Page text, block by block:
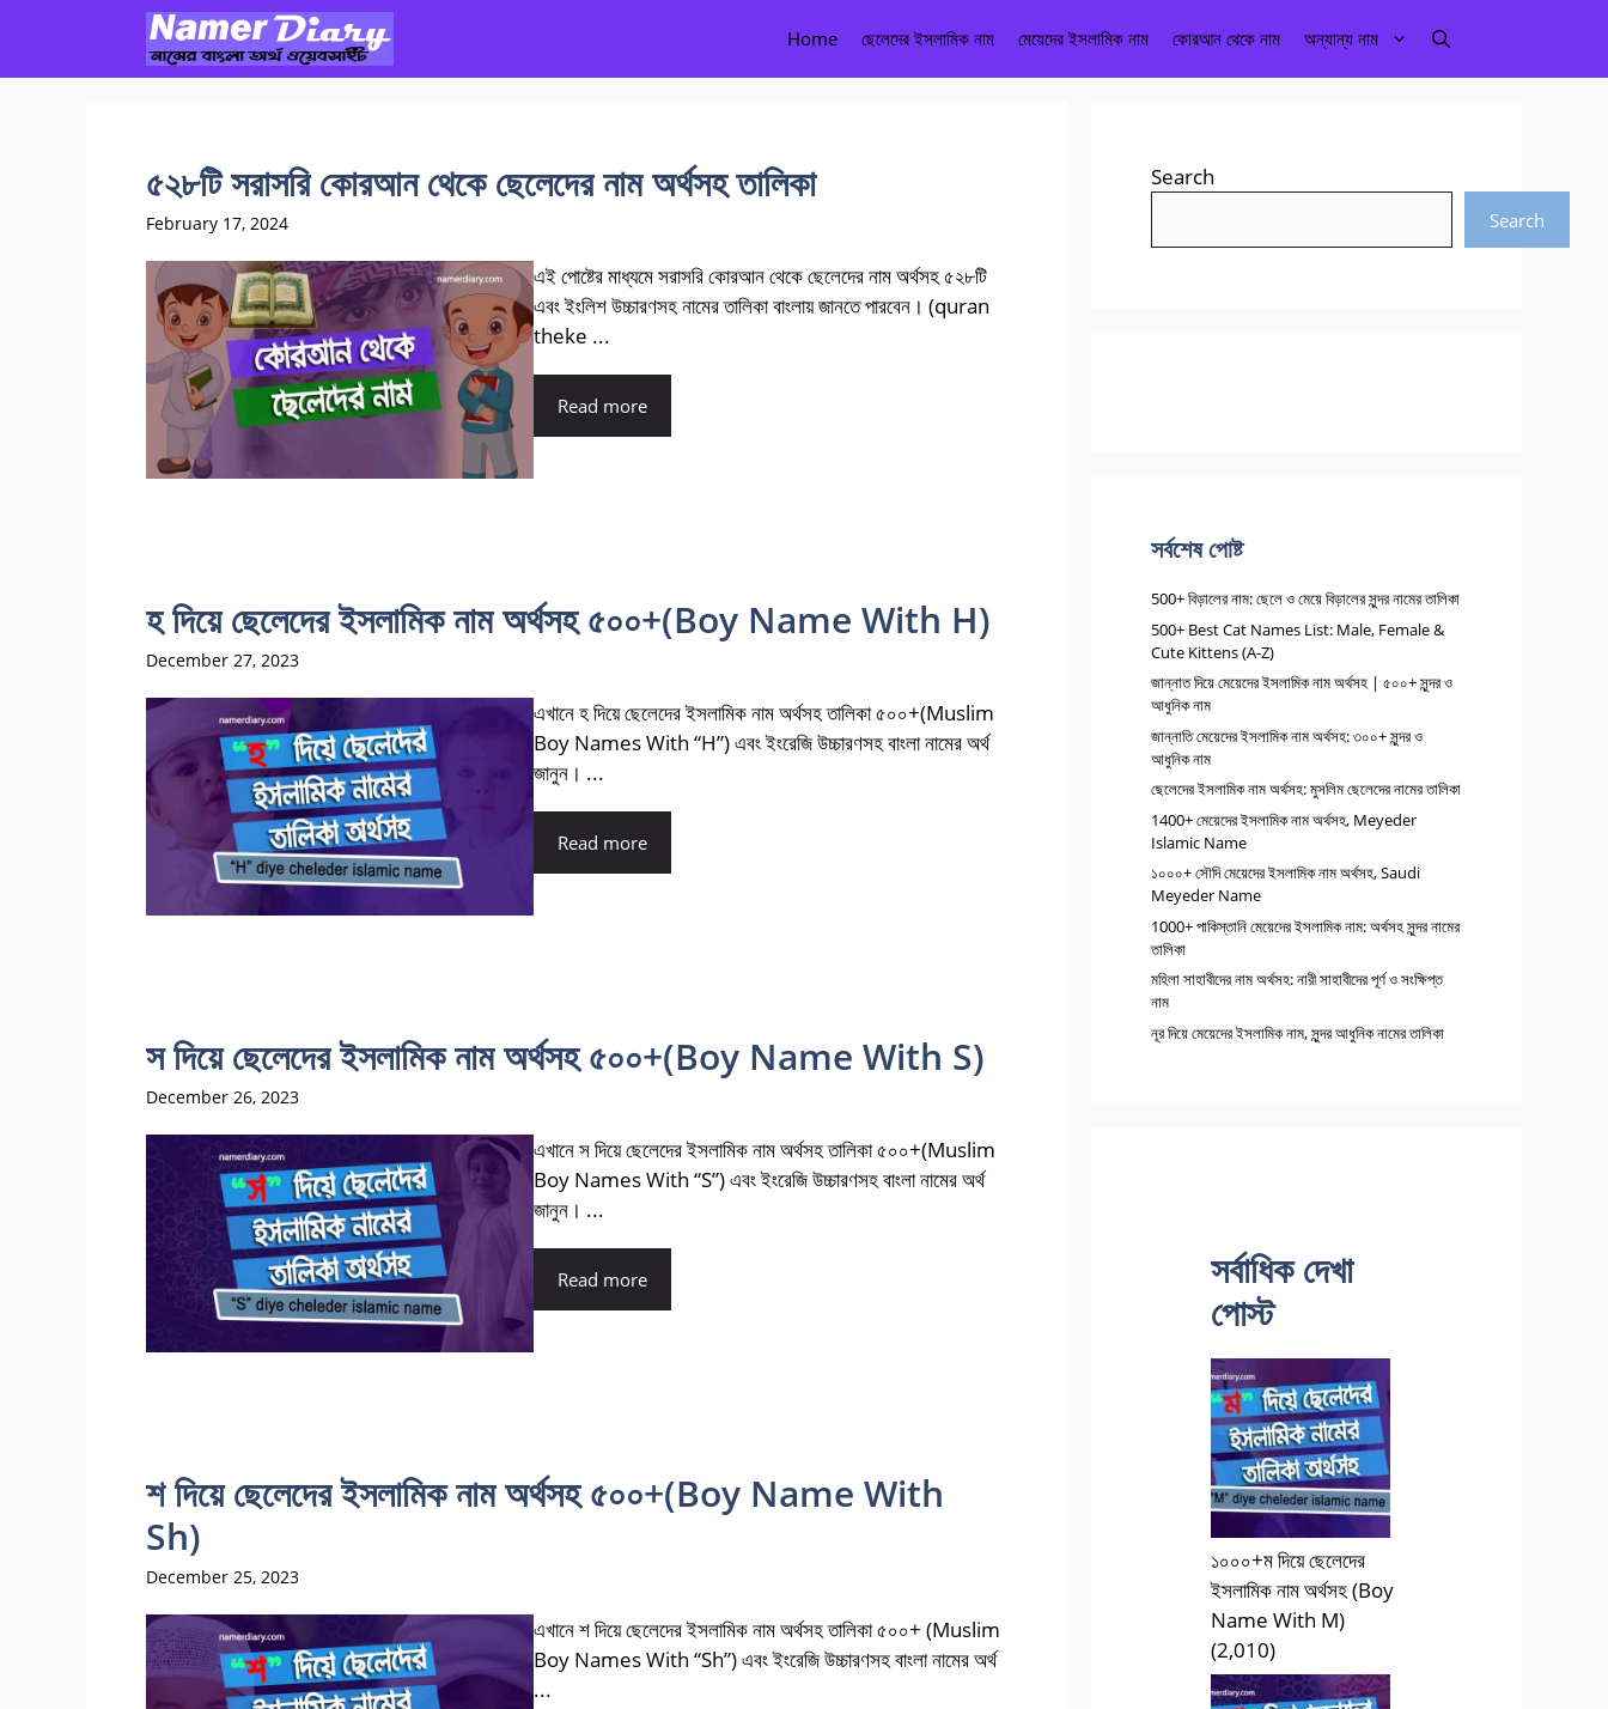
content
Home ছেলেদের ইসলামিক নাম মেয়েদের ইসলামিক নাম কোরআন থেকে নাম অন্যান্য নাম
৫২৮টি সরাসরি কোরআন থেকে ছেলেদের নাম অর্থসহ তালিকা
February 17, 2024
এই পোষ্টের মাধ্যমে সরাসরি কোরআন থেকে ছেলেদের নাম অর্থসহ ৫২৮টি
এবং ইংলিশ উচ্চারণসহ নামের তালিকা বাংলায় জানতে পারবেন। (quran
theke ...
Read more
হ দিয়ে ছেলেদের ইসলামিক নাম অর্থসহ ৫০০+(Boy Name With H)
December 27, 2023
এখানে হ দিয়ে ছেলেদের ইসলামিক নাম অর্থসহ তালিকা ৫০০+(Muslim
Boy Names With “H”) এবং ইংরেজি উচ্চারণসহ বাংলা নামের অর্থ
জানুন। ...
Read more
স দিয়ে ছেলেদের ইসলামিক নাম অর্থসহ ৫০০+(Boy Name With S)
December 26, 2023
এখানে স দিয়ে ছেলেদের ইসলামিক নাম অর্থসহ তালিকা ৫০০+(Muslim
Boy Names With “S”) এবং ইংরেজি উচ্চারণসহ বাংলা নামের অর্থ
জানুন। ...
Read more
শ দিয়ে ছেলেদের ইসলামিক নাম অর্থসহ ৫০০+(Boy Name With
Sh)
December 25, 2023
এখানে শ দিয়ে ছেলেদের ইসলামিক নাম অর্থসহ তালিকা ৫০০+ (Muslim
Boy Names With “Sh”) এবং ইংরেজি উচ্চারণসহ বাংলা নামের অর্থ
...
Search
Search
সর্বশেষ পোষ্ট
500+ বিড়ালের নাম: ছেলে ও মেয়ে বিড়ালের সুন্দর নামের তালিকা
500+ Best Cat Names List: Male, Female &
Cute Kittens (A-Z)
জান্নাত দিয়ে মেয়েদের ইসলামিক নাম অর্থসহ | ৫০০+ সুন্দর ও
আধুনিক নাম
জান্নাতি মেয়েদের ইসলামিক নাম অর্থসহ: ৩০০+ সুন্দর ও
আধুনিক নাম
ছেলেদের ইসলামিক নাম অর্থসহ: মুসলিম ছেলেদের নামের তালিকা
1400+ মেয়েদের ইসলামিক নাম অর্থসহ, Meyeder
Islamic Name
১০০০+ সৌদি মেয়েদের ইসলামিক নাম অর্থসহ, Saudi
Meyeder Name
1000+ পাকিস্তানি মেয়েদের ইসলামিক নাম: অর্থসহ সুন্দর নামের
তালিকা
মহিলা সাহাবীদের নাম অর্থসহ: নারী সাহাবীদের পূর্ণ ও সংক্ষিপ্ত
নাম
নূর দিয়ে মেয়েদের ইসলামিক নাম, সুন্দর আধুনিক নামের তালিকা
সর্বাধিক দেখা
পোস্ট
১০০০+ম দিয়ে ছেলেদের
ইসলামিক নাম অর্থসহ (Boy
Name With M)
(2,010)